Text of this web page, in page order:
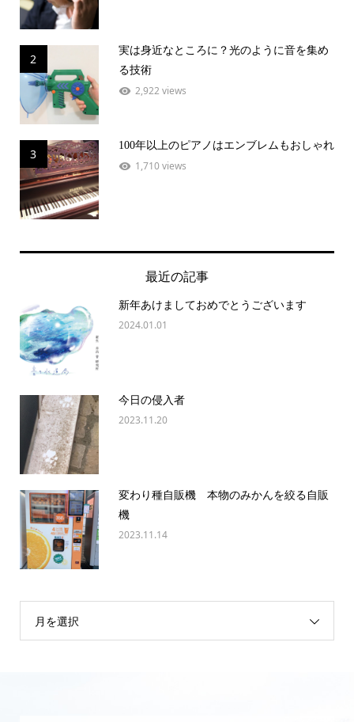
2
実は身近なところに？光のように音を集め
る技術
2,922 views
3
100年以上のピアノはエンブレムもおしゃれ
1,710 views
最近の記事
新年あけましておめでとうございます
2024.01.01
今日の侵入者
2023.11.20
変わり種自販機 本物のみかんを絞る自販
機
2023.11.14
月を選択